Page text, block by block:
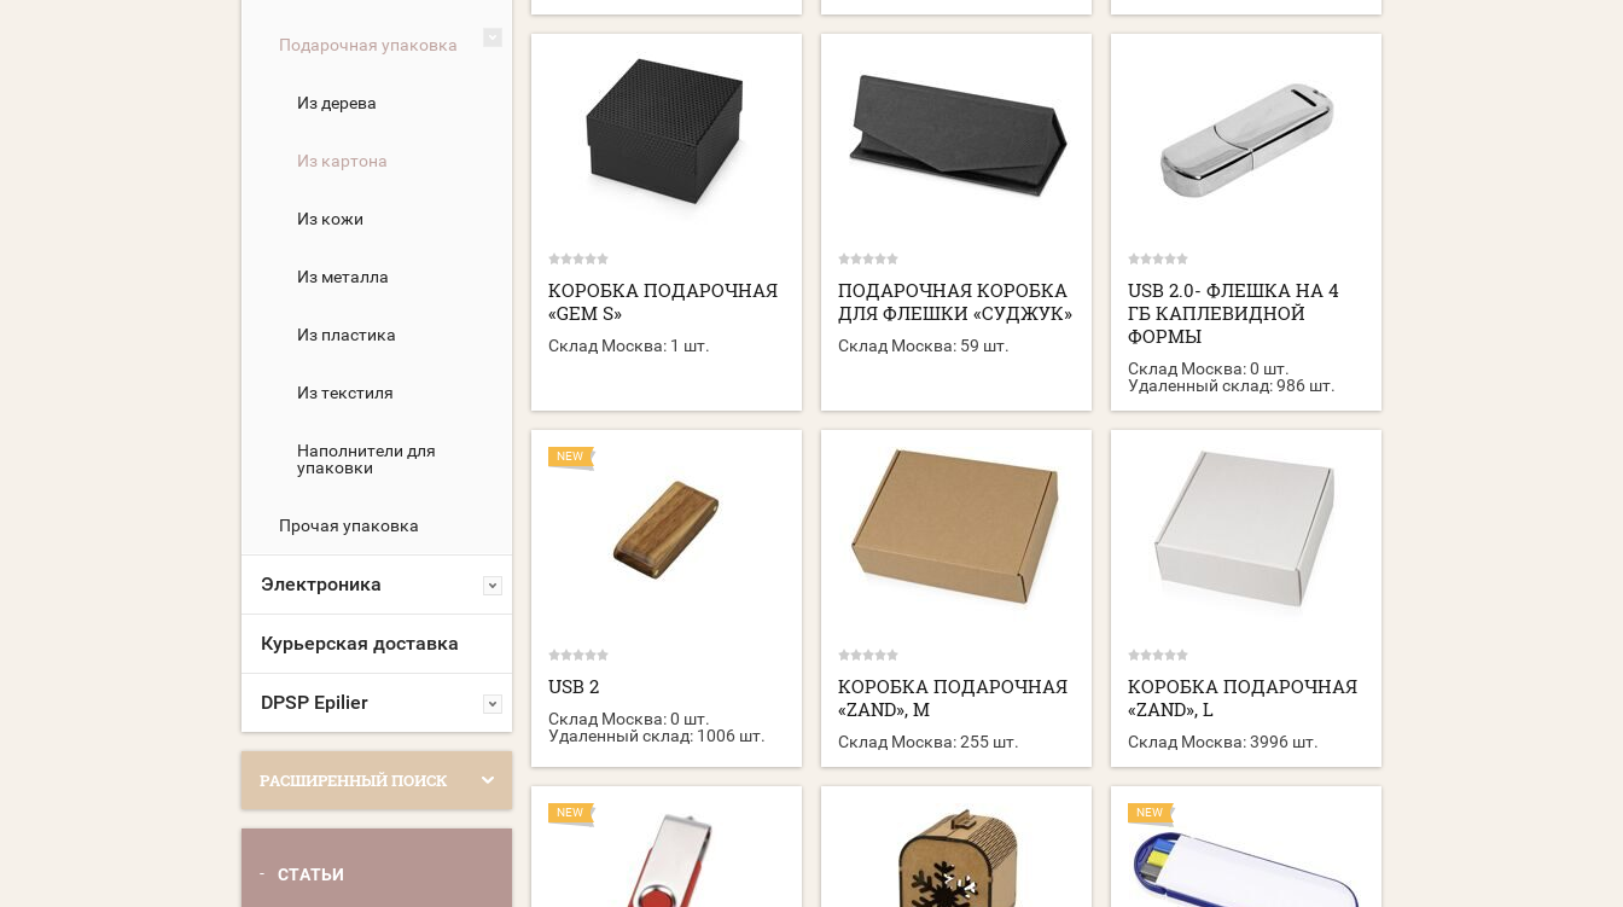
Подарочная упаковка
Из дерева
Из картона
Из кожи
Из металла
Из пластика
Из текстиля
Наполнители для
упаковки
Прочая упаковка
Электроника
Курьерская доставка
DPSP Epilier
РАСШИРЕННЫЙ ПОИСК
СТАТЬИ
КОРОБКА ПОДАРОЧНАЯ
«GEM S»
Склад Москва: 1 шт.
ПОДАРОЧНАЯ КОРОБКА
ДЛЯ ФЛЕШКИ «СУДЖУК»
Склад Москва: 59 шт.
USB 2.0- ФЛЕШКА НА 4
ГБ КАПЛЕВИДНОЙ
ФОРМЫ
Склад Москва:0 шт.
Удаленный склад:986 шт.
NEW
USB 2
Склад Москва:0 шт.
Удаленный склад: 1006 шт.
КОРОБКА ПОДАРОЧНАЯ
«ZAND», M
Склад Москва:255 шт.
КОРОБКА ПОДАРОЧНАЯ
«ZAND», L
Склад Москва:3996 шт.
NEW NEW